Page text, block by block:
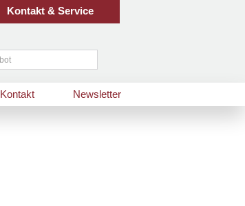
Kontakt & Service
Newsletter
Kontakt